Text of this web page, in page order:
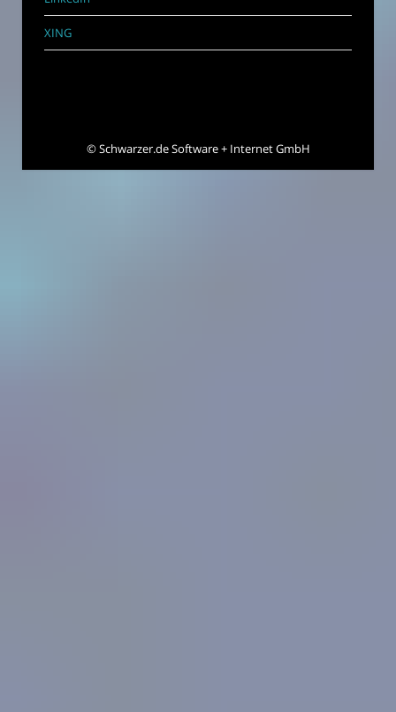
XING
©Schwarzer.de Software + Internet GmbH